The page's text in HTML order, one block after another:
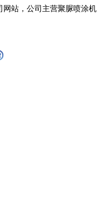
站，公司主营聚脲喷涂